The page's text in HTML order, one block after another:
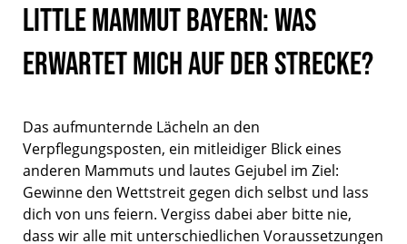
Little Mammut Bayern: Was
erwartet mich auf der Strecke?
Das aufmunternde Lächeln an den
Verpflegungsposten, ein mitleidiger Blick eines
anderen Mammuts und lautes Gejubel im Ziel:
Gewinne den Wettstreit gegen dich selbst und lass
dich von uns feiern. Vergiss dabei aber bitte nie,
dass wir alle mit unterschiedlichen Voraussetzungen